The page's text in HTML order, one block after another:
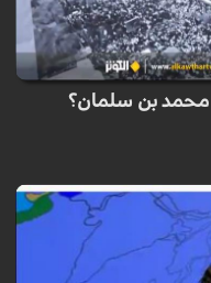
محمد بن سلمان؟